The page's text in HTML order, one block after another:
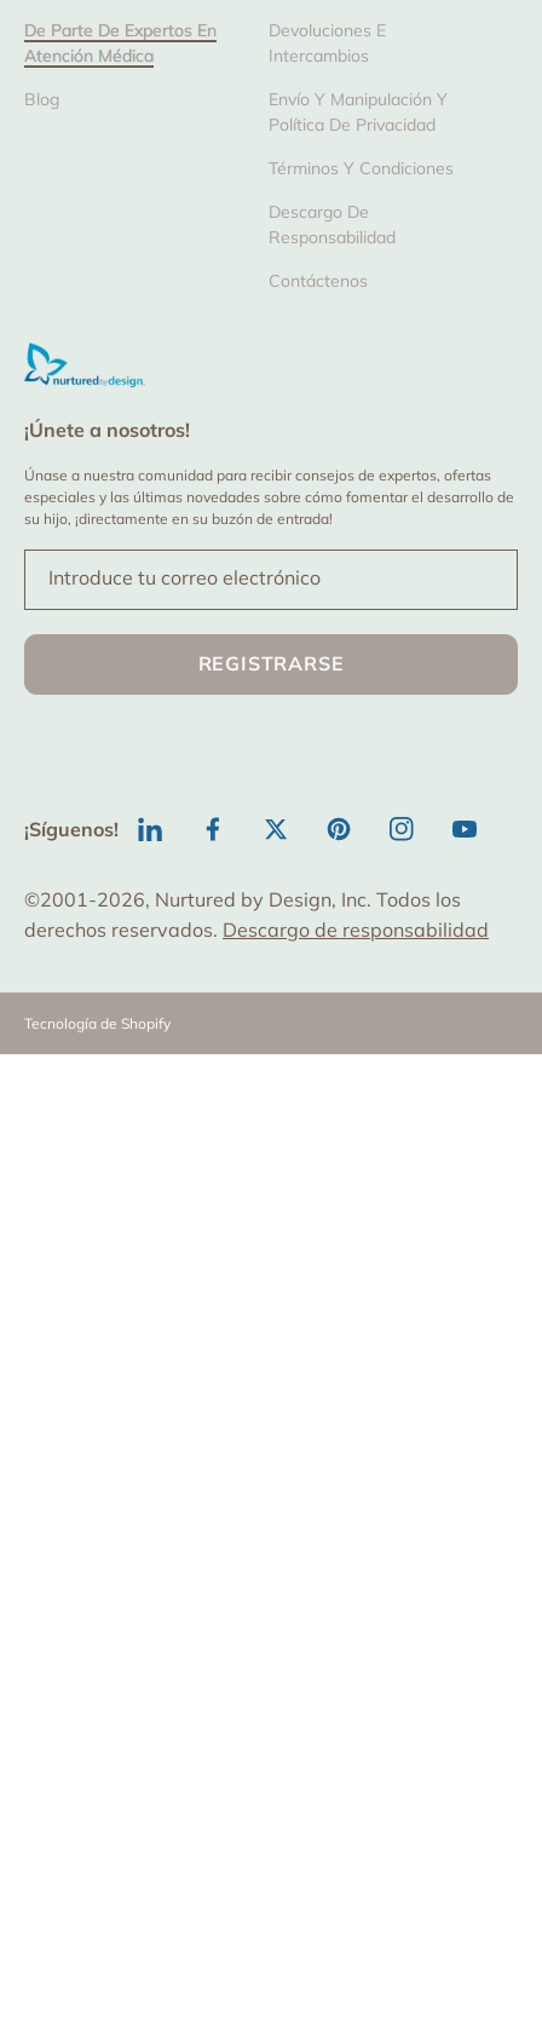
De Parte De Expertos En
Atención Médica
Blog
Devoluciones E
Intercambios
Envío Y Manipulación Y
Política De Privacidad
Términos Y Condiciones
Descargo De
Responsabilidad
Contáctenos
¡Únete a nosotros!
Únase a nuestra comunidad para recibir consejos de expertos, ofertas
especiales y las últimas novedades sobre cómo fomentar el desarrollo de
su hijo, ¡directamente en su buzón de entrada!
Introduce tu correo electrónico
REGISTRARSE
¡Síguenos! TODO FacebookTwitter PinterestInstagramYouTube
©2001-2026, Nurtured by Design, Inc. Todos los
derechos reservados. Descargo de responsabilidad
Tecnología de Shopify